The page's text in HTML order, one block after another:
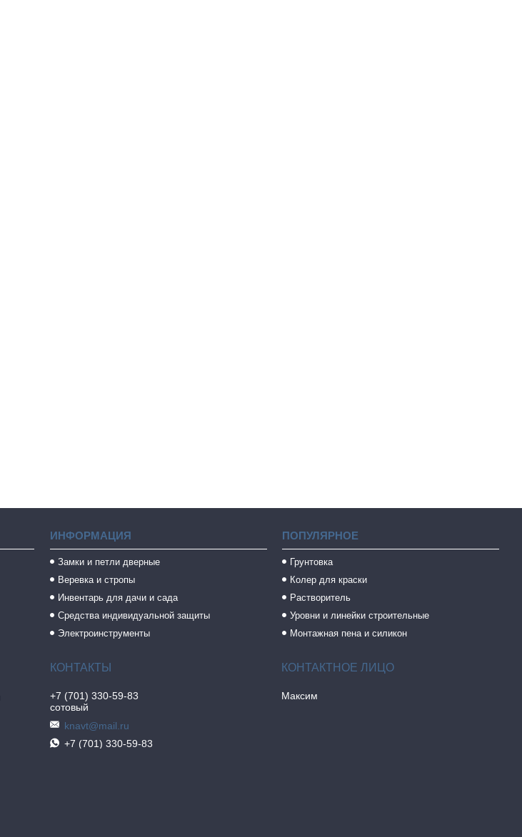
ИНФОРМАЦИЯ
Замки и петли дверные
Веревка и стропы
Инвентарь для дачи и сада
Средства индивидуальной защиты
Электроинструменты
ПОПУЛЯРНОЕ
Грунтовка
Колер для краски
Растворитель
Уровни и линейки строительные
Монтажная пена и силикон
+7 (701) 330-59-83
сотовый
knavt@mail.ru
+7 (701) 330-59-83
Максим